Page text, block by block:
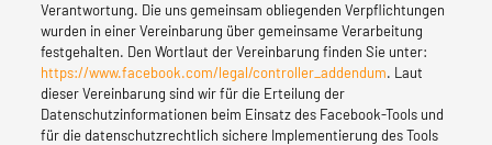
Verantwortung. Die uns gemeinsam obliegenden Verpflichtungen
wurden in einer Vereinbarung über gemeinsame Verarbeitung
festgehalten. Den Wortlaut der Vereinbarung finden Sie unter:
https://www.facebook.com/legal/controller_addendum. Laut
dieser Vereinbarung sind wir für die Erteilung der
Datenschutzinformationen beim Einsatz des Facebook-Tools und
für die datenschutzrechtlich sichere Implementierung des Tools